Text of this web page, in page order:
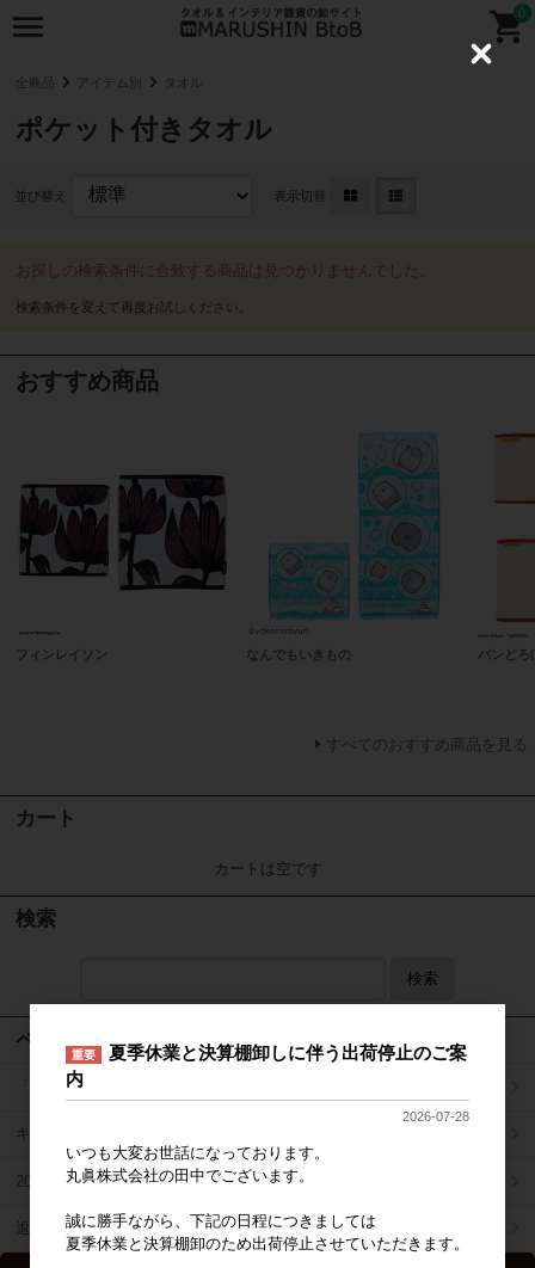
0
全商品 アイテム別 タオル
ポケット付きタオル
並び替え 表示切替
お探しの検索条件に合致する商品は見つかりませんでした。
おすすめ商品
フィンレイソン なんでもいきもの パンどろ
すべてのおすすめ商品を見る
カート
カートは空です
検索
検索
ページメニュー
「掛け払い決済」のご案内
キャラジャン
2025年秋冬商品リスト
返品特約について
重要
夏季休業と決算棚卸しに伴う出荷停止のご案
内
2026-07-28
いつも大変お世話になっております。
丸眞株式会社の田中でございます。
誠に勝手ながら、下記の日程につきましては
夏季休業と決算棚卸のため出荷停止させていただきます。
C